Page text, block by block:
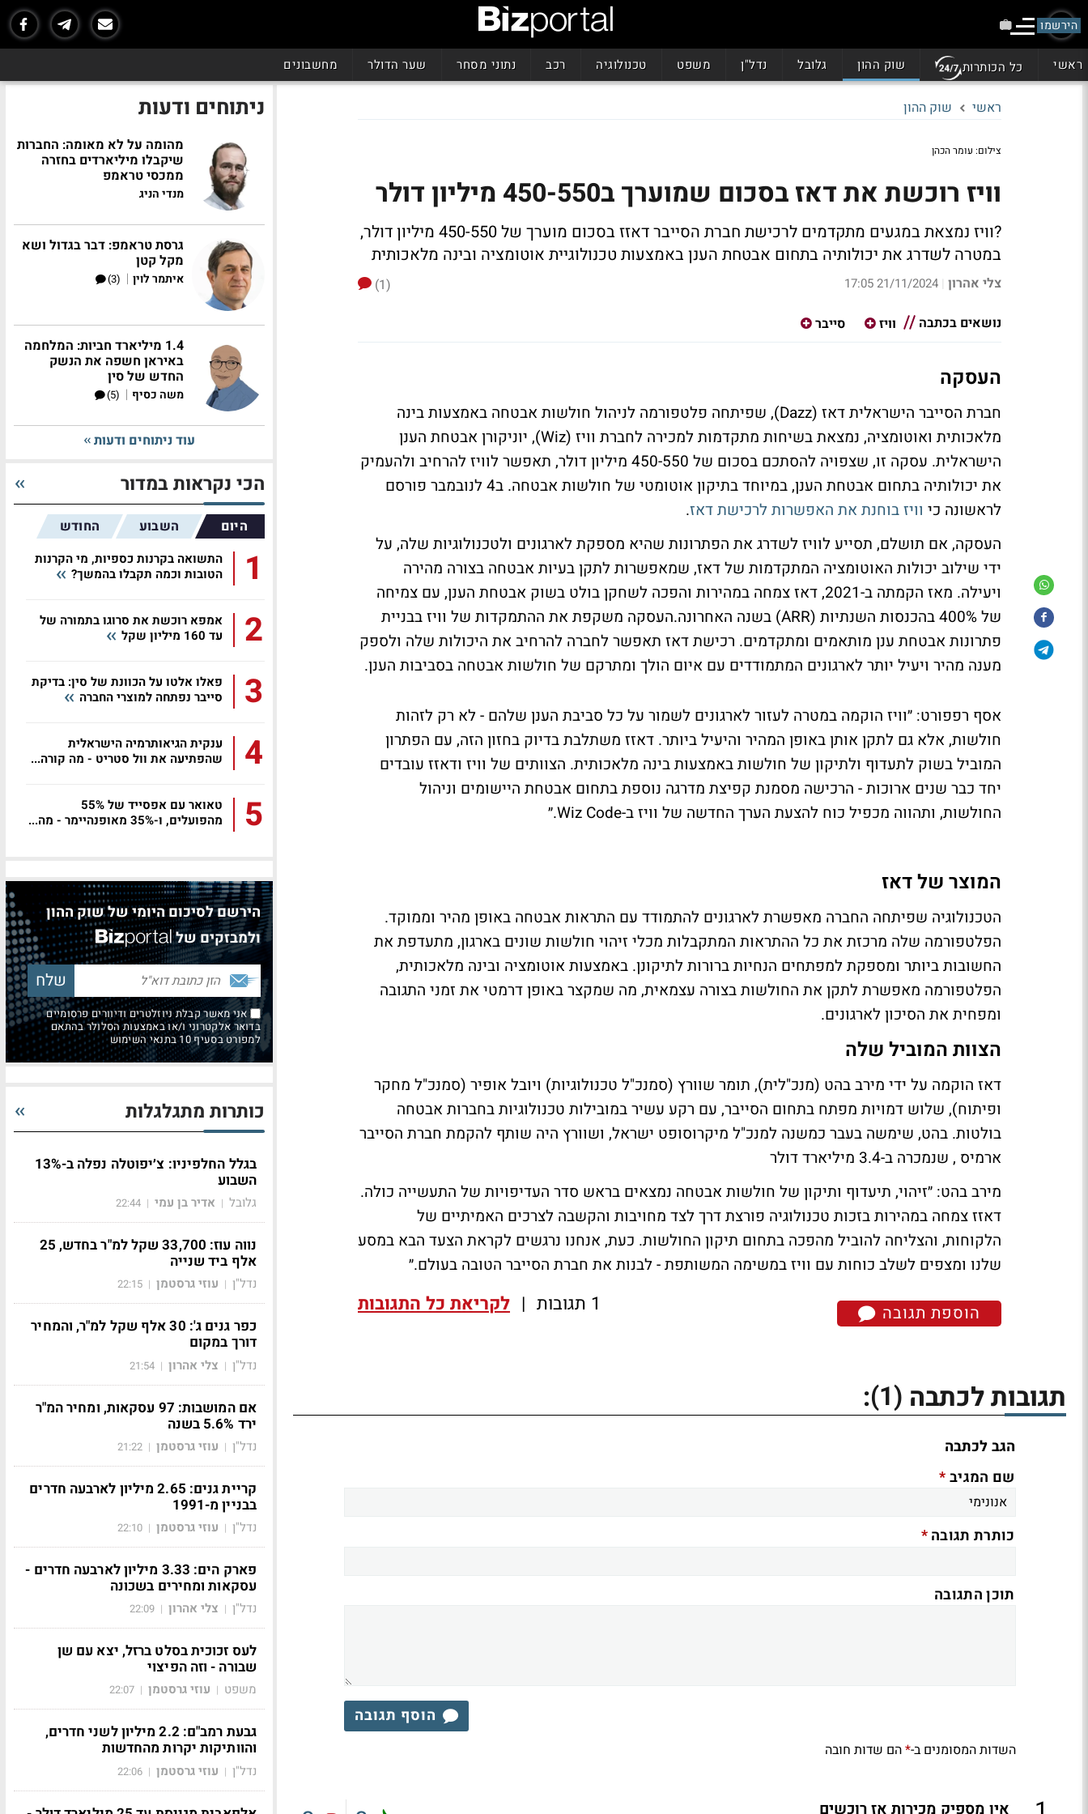
הירשמו
ראשי כל הכותרות שוק ההון גלובל נדל"ן משפט טכנולוגיה רכב נתוני מסחר שער הדולר מחשבונים
ראשי שוק ההון
צילום: עומר הכהן
וויז רוכשת את דאז בסכום שמוערך ב450-550 מיליון דולר
?וויז נמצאת במגעים מתקדמים לרכישת חברת הסייבר דאזז בסכום מוערך של 450-550 מיליון דולר,
במטרה לשדרג את יכולותיה בתחום אבטחת הענן באמצעות טכנולוגיית אוטומציה ובינה מלאכותית
צלי אהרון |
21/11/2024 17:05
(1)
נושאים בכתבה
וויז סייבר
העסקה
חברת הסייבר הישראלית דאז (Dazz), שפיתחה פלטפורמה לניהול חולשות אבטחה באמצעות בינה
מלאכותית ואוטומציה, נמצאת בשיחות מתקדמות למכירה לחברת וויז (Wiz), יוניקורן אבטחת הענן
הישראלית. עסקה זו, שצפויה להסתכם בסכום של 450-550 מיליון דולר, תאפשר לוויז להרחיב ולהעמיק
את יכולותיה בתחום אבטחת הענן, במיוחד בתיקון אוטומטי של חולשות אבטחה. ב4 לנובמבר פורסם
לראשונה כי וויז בוחנת את האפשרות לרכישת דאז.
העסקה, אם תושלם, תסייע לוויז לשדרג את הפתרונות שהיא מספקת לארגונים ולטכנולוגיות שלה, על
ידי שילוב יכולות האוטומציה המתקדמות של דאז, שמאפשרות לתקן בעיות אבטחה בצורה מהירה
ויעילה. מאז הקמתה ב-2021, דאז צמחה במהירות והפכה לשחקן בולט בשוק אבטחת הענן, עם צמיחה
של 400% בהכנסות השנתיות (ARR) בשנה האחרונה.העסקה משקפת את ההתמקדות של וויז בבניית
פתרונות אבטחת ענן מותאמים ומתקדמים. רכישת דאז תאפשר לחברה להרחיב את היכולות שלה ולספק
מענה מהיר ויעיל יותר לארגונים המתמודדים עם איום הולך ומתרקם של חולשות אבטחה בסביבות הענן.
אסף רפפורט: ״וויז הוקמה במטרה לעזור לארגונים לשמור על כל סביבת הענן שלהם - לא רק לזהות
חולשות, אלא גם לתקן אותן באופן המהיר והיעיל ביותר. דאזז משתלבת בדיוק בחזון הזה, עם הפתרון
המוביל בשוק לתעדוף ולתיקון של חולשות באמצעות בינה מלאכותית. הצוותים של וויז ודאזז עובדים
יחד כבר שנים ארוכות - הרכישה מסמנת קפיצת מדרגה נוספת בתחום אבטחת היישומים וניהול
החולשות, ותהווה מכפיל כוח להצעת הערך החדשה של וויז ב-Wiz Code.״
המוצר של דאז
הטכנולוגיה שפיתחה החברה מאפשרת לארגונים להתמודד עם התראות אבטחה באופן מהיר וממוקד.
הפלטפורמה שלה מרכזת את כל ההתראות המתקבלות מכלי זיהוי חולשות שונים בארגון, מתעדפת את
החשובות ביותר ומספקת למפתחים הנחיות ברורות לתיקונן. באמצעות אוטומציה ובינה מלאכותית,
הפלטפורמה מאפשרת לתקן את החולשות בצורה עצמאית, מה שמקצר באופן דרמטי את זמני התגובה
ומפחית את הסיכון לארגונים.
הצוות המוביל שלה
דאז הוקמה על ידי מירב בהט (מנכ"לית), תומר שוורץ (סמנכ"ל טכנולוגיות) ויובל אופיר (סמנכ"ל מחקר
ופיתוח), שלוש דמויות מפתח בתחום הסייבר, עם רקע עשיר במובילות טכנולוגיות בחברות אבטחה
בולטות. בהט, שימשה בעבר כמשנה למנכ"ל מיקרוסופט ישראל, ושוורץ היה שותף להקמת חברת הסייבר
ארמיס , שנמכרה ב-3.4 מיליארד דולר
מירב בהט: ״זיהוי, תיעדוף ותיקון של חולשות אבטחה נמצאים בראש סדר העדיפויות של התעשייה כולה.
דאזז צמחה במהירות בזכות טכנולוגיה פורצת דרך לצד מחויבות והקשבה לצרכים האמיתיים של
הלקוחות, והצליחה להוביל מהפכה בתחום תיקון החולשות. כעת, אנחנו נרגשים לקראת הצעד הבא במסע
שלנו ומצפים לשלב כוחות עם וויז במשימה המשותפת - לבנות את חברת הסייבר הטובה בעולם.״
הוספת תגובה 1 תגובות | לקריאת כל התגובות
תגובות לכתבה (1)
:
הגב לכתבה
שם המגיב*
כותרת תגובה*
תוכן התגובה
הוסף תגובה
השדות המסומנים ב-*הם שדות חובה
אין מספיק מכירות אז רוכשים
ניתוחים ודעות
מהומה על לא מאומה: החברות
שיקבלו מיליארדים בחזרה
ממכסי טראמפ
מנדי הניג
גרסת טראמפ: דבר בגדול ושא
מקל קטן
איתמר לוין |
(3)
1.4 מיליארד חביות: המלחמה
באיראן חשפה את הנשק
החדש של סין
משה כסיף |
(5)
עוד ניתוחים ודעות
הכי נקראות במדור
היום השבוע החודש
1
התשואה בקרנות כספיות, מי הקרנות
הטובות וכמה תקבלו בהמשך?
2
אמפא רוכשת את סרוגו בתמורה של
עד 160 מיליון שקל
3
פאלו אלטו על הכוונת של סין: בדיקת
סייבר נפתחה למוצרי החברה
4
ענקית הגיאותרמיה הישראלית
שהפתיעה את וול סטריט - מה קורה...
5
טאואר עם אפסייד של 55%
מהפועלים, ו-35% מאופנהיימר - מה...
הירשם לסיכום היומי של שוק ההון
ולמבזקים של
אני מאשר קבלת ניוזלטרים ודיוורים פרסומיים
בדואר אלקטרוני ו/או באמצעות הסלולר בהתאם
למפורט בסעיף 10 בתנאי השימוש
כותרות מתגלגלות
בגלל החלפיניו: צ׳יפוטלה נפלה ב-13%
השבוע
גלובל | אדיר בן עמי |
22:44
נווה עוז: 33,700 שקל למ"ר בחדש, 25
אלף ביד שנייה
נדל"ן | עוזי גרסטמן |
22:15
כפר גנים ג': 30 אלף שקל למ"ר, והמחיר
דורך במקום
נדל"ן | צלי אהרון |
21:54
אם המושבות: 97 עסקאות, ומחיר המ"ר
ירד 5.6% בשנה
נדל"ן | עוזי גרסטמן |
21:22
קריית גנים: 2.65 מיליון לארבעה חדרים
בבניין מ-1991
נדל"ן | עוזי גרסטמן |
22:10
פארק הים: 3.33 מיליון לארבעה חדרים -
עסקאות ומחירים בשכונה
נדל"ן | צלי אהרון |
22:09
לעס זכוכית בסלט ברזל, יצא עם שן
שבורה - וזה הפיצוי
משפט | עוזי גרסטמן |
22:07
גבעת רמב"ם: 2.2 מיליון לשני חדרים,
והוותיקות יקרות מהחדשות
נדל"ן | עוזי גרסטמן |
22:06